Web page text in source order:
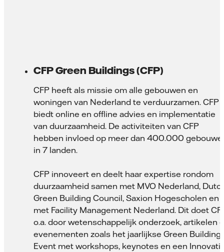
CFP Green Buildings (CFP)
CFP heeft als missie om alle gebouwen en
woningen van Nederland te verduurzamen. CFP
biedt online en offline advies en implementatie
van duurzaamheid. De activiteiten van CFP
hebben invloed op meer dan 400.000
in 7 landen.
CFP innoveert en deelt haar expertise rondom
duurzaamheid samen met MVO Nederland,
Green Building Council, Saxion Hogescholen en
met Facility Management Nederland. Dit doet
o.a. door wetenschappelijk onderzoek, artikelen
evenementen zoals het jaarlijkse Green
Event met workshops, keynotes en een